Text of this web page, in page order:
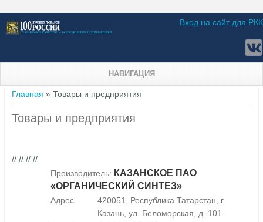
Вход на сайт для РКК
НАВИГАЦИЯ
Вы здесь
Главная » Товары и предприятия
Товары и предприятия
// // // //
Производитель: КАЗАНСКОЕ ПАО
«ОРГАНИЧЕСКИЙ СИНТЕЗ»
Адрес
420051, Республика Татарстан, г.
Казань, ул. Беломорская, д. 101